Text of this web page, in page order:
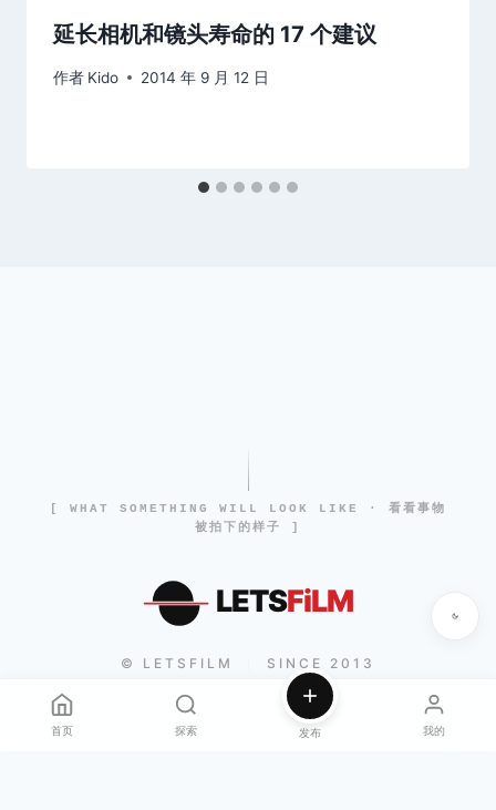
延长相机和镜头寿命的 17 个建议
作者 Kido 2014 年 9 月 12 日
[ WHAT SOMETHING WILL LOOK LIKE · 看看事物
被拍下的样子 ]
LETSFiLM
© LETSFILM SINCE 2013
首页 探索 发布 我的